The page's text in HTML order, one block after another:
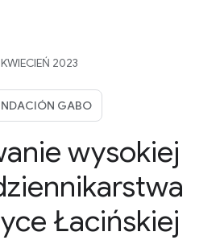
KWIECIEŃ 2023
GABO
wysokiej
Łacińskiej